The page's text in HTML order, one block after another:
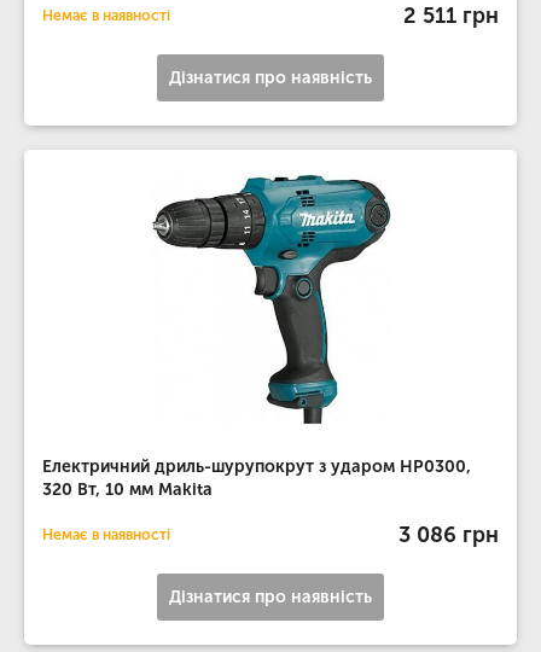
Немає в наявності 2 511 грн
Дізнатися про наявність
Електричний дриль-шурупокрут з ударом HP0300,
320 Вт, 10 мм Makita
Немає в наявності 3 086 грн
Дізнатися про наявність